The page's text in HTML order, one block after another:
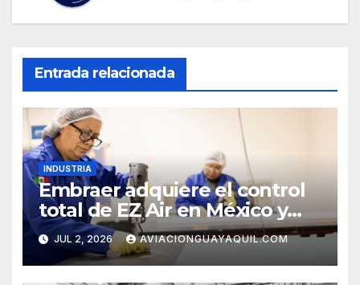
Entrada relacionada
INDUSTRIA
Embraer adquiere el control
total de EZ Air en México y
refuerza su cadena de
suministro
JUL 2, 2026 AVIACIONGUAYAQUIL.COM